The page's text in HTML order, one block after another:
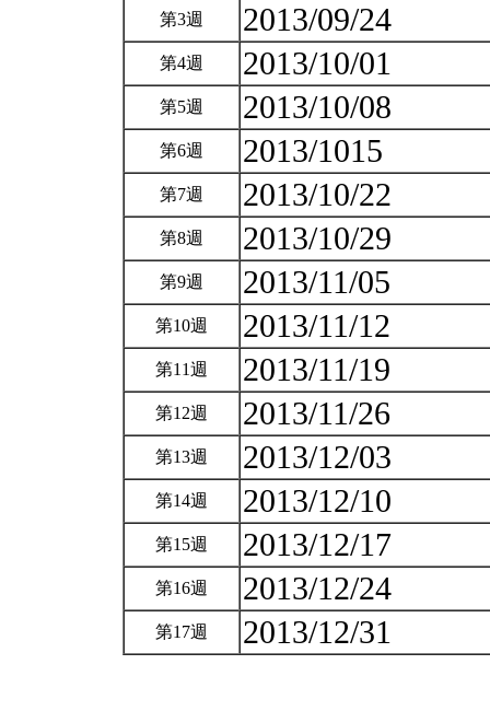
第3週 2013/09/24
第4週 2013/10/01
第5週 2013/10/08
第6週 2013/1015
第7週 2013/10/22
第8週 2013/10/29
第9週 2013/11/05
第10週 2013/11/12
第11週 2013/11/19
第12週 2013/11/26
第13週 2013/12/03
第14週 2013/12/10
第15週 2013/12/17
第16週 2013/12/24
第17週 2013/12/31